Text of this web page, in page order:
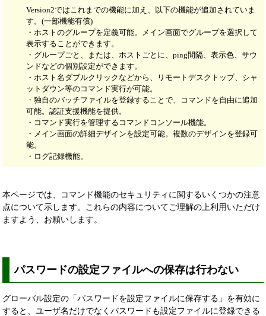
Version2ではこれまでの機能に加え、以下の機能が追加されていま
す。(一部機能有償)
・ホストのグループを定義可能。メイン画面でグループを選択して
表示することができます。
・グループごと、または、ホストごとに、ping間隔、表示色、サウ
ンドなどの個別設定ができます。
・ホスト名ダブルクリックなどから、リモートデスクトップ、シャ
ットダウン等のコマンド実行が可能。
・独自のバッチファイルを登録することで、コマンドを自由に追加
可能。認証支援機能を提供。
・コマンド実行を管理するコマンドコンソール機能。
・メイン画面の詳細デザインを設定可能。複数のデザインを登録可
能。
・ログ記録機能。
本ページでは、コマンド機能のセキュリティに関するいくつかの注意
点について示します。これらの内容についてご理解の上利用いただけ
ますよう、お願いします。
パスワードの設定ファイルへの保存は行わない
グローバル設定の「パスワードを設定ファイルに保存する」を有効に
すると、ユーザ名だけでなくパスワードも設定ファイルに登録できる